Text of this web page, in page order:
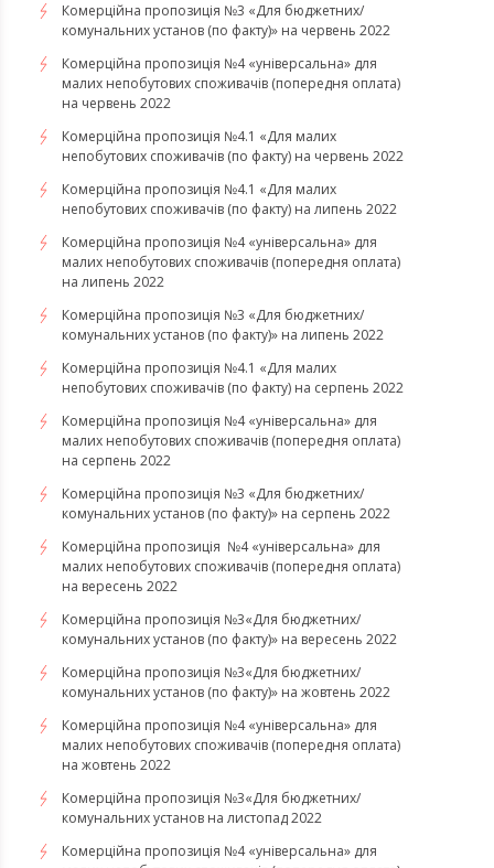
Комерційна пропозиція №3 «Для бюджетних/
комунальних установ (по факту)» на червень 2022
Комерційна пропозиція №4 «універсальна» для
малих непобутових споживачів (попередня оплата)
на червень 2022
Комерційна пропозиція №4.1 «Для малих
непобутових споживачів (по факту) на червень 2022
Комерційна пропозиція №4.1 «Для малих
непобутових споживачів (по факту) на липень 2022
Комерційна пропозиція №4 «універсальна» для
малих непобутових споживачів (попередня оплата)
на липень 2022
Комерційна пропозиція №3 «Для бюджетних/
комунальних установ (по факту)» на липень 2022
Комерційна пропозиція №4.1 «Для малих
непобутових споживачів (по факту) на серпень 2022
Комерційна пропозиція №4 «універсальна» для
малих непобутових споживачів (попередня оплата)
на серпень 2022
Комерційна пропозиція №3 «Для бюджетних/
комунальних установ (по факту)» на серпень 2022
Комерційна пропозиція №4 «універсальна» для
малих непобутових споживачів (попередня оплата)
на вересень 2022
Комерційна пропозиція №3«Для бюджетних/
комунальних установ (по факту)» на вересень 2022
Комерційна пропозиція №3«Для бюджетних/
комунальних установ (по факту)» на жовтень 2022
Комерційна пропозиція №4 «універсальна» для
малих непобутових споживачів (попередня оплата)
на жовтень 2022
Комерційна пропозиція №3«Для бюджетних/
комунальних установ на листопад 2022
Комерційна пропозиція №4 «універсальна» для